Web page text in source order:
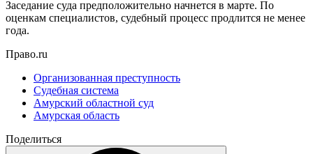
Заседание суда предположительно начнется в марте. По
оценкам специалистов, судебный процесс продлится не менее
года.
Право.ru
Организованная преступность
Судебная система
Амурский областной суд
Амурская область
Поделиться